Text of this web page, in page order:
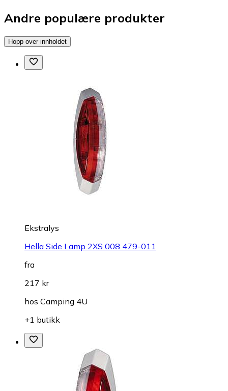
Andre populære produkter
Hopp over innholdet
Ekstralys
Hella Side Lamp 2XS 008 479-011
fra
217 kr
hos Camping 4U
+1 butikk